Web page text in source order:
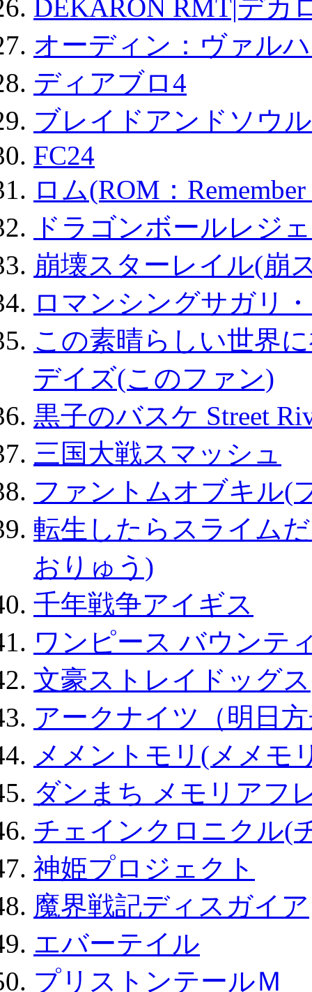
DEKARON RMT|デカ
オーディン：ヴァル
ディアブロ4
ブレイドアンドソウ
FC24
ロム(ROM：
ドラゴンボールレジ
崩壊スターレイル(崩
ロマンシングサガリ
この素晴らしい世界
デイズ(このファン)
黒子のバスケ Street
三国大戦スマッシュ
ファントムオブキル(
転生したらスライム
おりゅう)
千年戦争アイギス
ワンピース バウンテ
文豪ストレイドッグス
アークナイツ（明日
メメントモリ(メメモ
ダンまち メモリアフ
チェインクロニクル(
神姫プロジェクト
魔界戦記ディスガイア
エバーテイル
プリストンテールＭ